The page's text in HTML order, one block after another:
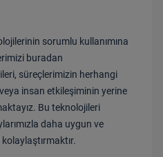
sorumlu kullanımına
buradan
süreçlerimizin herhangi
insan etkileşiminin yerine
Bu teknolojileri
daha uygun ve